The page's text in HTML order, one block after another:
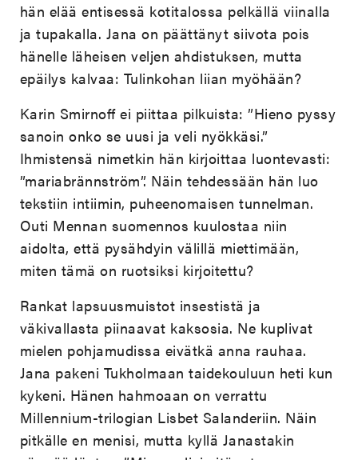
hän elää entisessä kotitalossa pelkällä viinalla
ja tupakalla. Jana on päättänyt siivota pois
hänelle läheisen veljen ahdistuksen, mutta
epäilys kalvaa: Tulinkohan liian myöhään?
Karin Smirnoff ei piittaa pilkuista: ”Hieno pyssy
sanoin onko se uusi ja veli nyökkäsi.”
Ihmistensä nimetkin hän kirjoittaa luontevasti:
”mariabrännström”. Näin tehdessään hän luo
tekstiin intiimin, puheenomaisen tunnelman.
Outi Mennan suomennos kuulostaa niin
aidolta, että pysähdyin välillä miettimään,
miten tämä on ruotsiksi kirjoitettu?
Rankat lapsuusmuistot insestistä ja
väkivallasta piinaavat kaksosia. Ne kuplivat
mielen pohjamudissa eivätkä anna rauhaa.
Jana pakeni Tukholmaan taidekouluun heti kun
kykeni. Hänen hahmoaan on verrattu
Millennium-trilogian Lisbet Salanderiin. Näin
pitkälle en menisi, mutta kyllä Janastakin